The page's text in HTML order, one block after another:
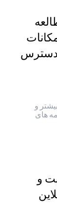
دسترس
و
های
و